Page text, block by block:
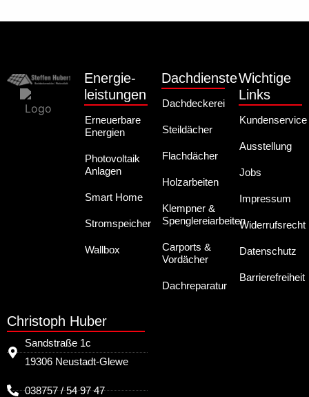
Energie-
leistungen
Erneuerbare
Energien
Photovoltaik
Anlagen
Smart Home
Stromspeicher
Wallbox
Dachdienste
Dachdeckerei
Steildächer
Flachdächer
Holzarbeiten
Klempner &
Spenglereiarbeiten
Carports &
Vordächer
Dachreparatur
Wichtige
Links
Kundenservice
Ausstellung
Jobs
Impressum
Widerrufsrecht
Datenschutz
Barrierefreiheit
Christoph Huber
Sandstraße 1c
19306 Neustadt-Glewe
038757 / 54 97 47